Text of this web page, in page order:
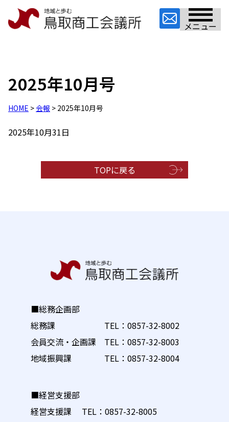
メニュー
2025年10月号
HOME >会報 > 2025年10月号
2025年10月31日
TOPに戻る
■総務企画部
総務課 TEL： 0857-32-8002
会員交流・企画課 TEL： 0857-32-8003
地域振興課 TEL： 0857-32-8004
■経営支援部
経営支援課 TEL： 0857-32-8005